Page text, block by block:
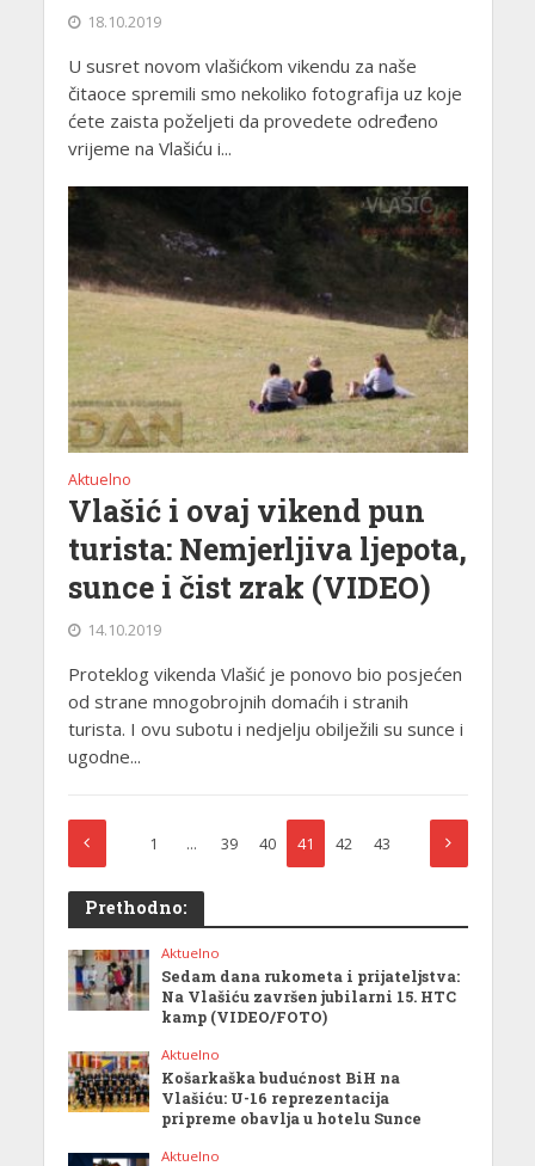
18.10.2019
U susret novom vlašićkom vikendu za naše
čitaoce spremili smo nekoliko fotografija uz koje
ćete zaista poželjeti da provedete određeno
vrijeme na Vlašiću i...
Aktuelno
Vlašić i ovaj vikend pun
turista: Nemjerljiva ljepota,
sunce i čist zrak (VIDEO)
14.10.2019
Proteklog vikenda Vlašić je ponovo bio posjećen
od strane mnogobrojnih domaćih i stranih
turista. I ovu subotu i nedjelju obilježili su sunce i
ugodne...
1 … 39 40 41 42 43
Prethodno:
Aktuelno
Sedam dana rukometa i prijateljstva:
Na Vlašiću završen jubilarni 15. HTC
kamp (VIDEO/FOTO)
Aktuelno
Košarkaška budućnost BiH na
Vlašiću: U-16 reprezentacija
pripreme obavlja u hotelu Sunce
Aktuelno